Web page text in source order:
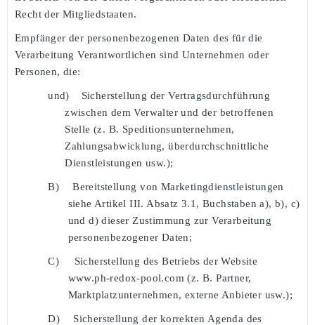
Recht der Mitgliedstaaten.
Empfänger der personenbezogenen Daten des für die
Verarbeitung Verantwortlichen sind Unternehmen oder
Personen, die:
und)
Sicherstellung der Vertragsdurchführung
zwischen dem Verwalter und der betroffenen
Stelle (z. B. Speditionsunternehmen,
Zahlungsabwicklung, überdurchschnittliche
Dienstleistungen usw.);
B)
Bereitstellung von Marketingdienstleistungen
siehe Artikel III. Absatz 3.1, Buchstaben a), b), c)
und d) dieser Zustimmung zur Verarbeitung
personenbezogener Daten;
C)
Sicherstellung des Betriebs der Website
www.ph-redox-pool.com (z. B. Partner,
Marktplatzunternehmen, externe Anbieter usw.);
D)
Sicherstellung der korrekten Agenda des